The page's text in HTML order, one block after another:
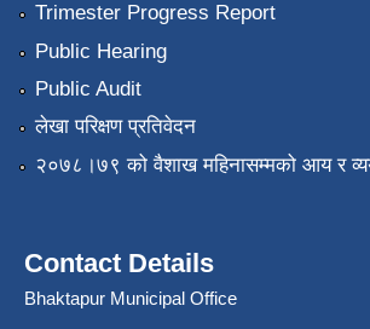
Trimester Progress Report
Public Hearing
Public Audit
लेखा परिक्षण प्रतिवेदन
२०७८।७९ को वैशाख महिनासम्मको आय र
Contact Details
Bhaktapur Municipal Office